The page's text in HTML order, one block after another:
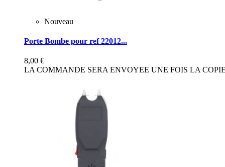
Nouveau
Porte Bombe pour ref 22012...
8,00 €
LA COMMANDE SERA ENVOYEE UNE FOIS LA